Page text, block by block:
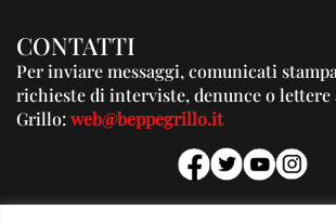
CONTATTI
Per inviare messaggi, comunicati
richieste di interviste, denunce o lettere
Grillo:web@beppegrillo.it